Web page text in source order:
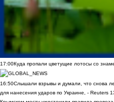
17:00Куда пропали цветущие лотосы со
16:50Слышали взрывы и думали, что снова
для нанесения ударов по Украине, - Reuters